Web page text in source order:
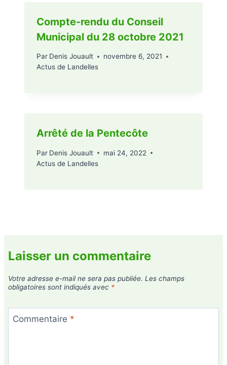
Compte-rendu du Conseil
Municipal du 28 octobre 2021
Par Denis Jouault
novembre 6, 2021
Actus de Landelles
Arrêté de la Pentecôte
Par Denis Jouault
mai 24, 2022
Actus de Landelles
Laisser un commentaire
Votre adresse e-mail ne sera pas publiée. Les champs
obligatoires sont indiqués avec *
Commentaire *